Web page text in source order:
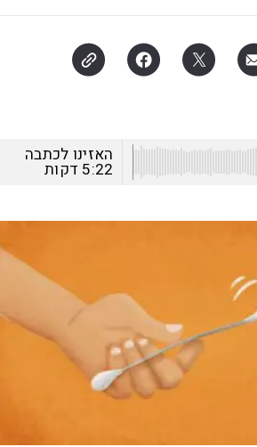
האזינו לכתבה
5:22 דקות